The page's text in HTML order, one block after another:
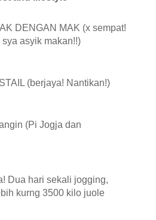
DENGAN MAK (x sempat!
asyik makan!!)
(berjaya! Nantikan!)
(Pi Jogja dan
Dua hari sekali jogging,
kurng 3500 kilo juole